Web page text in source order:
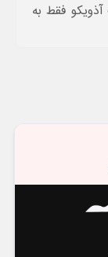
فقط به